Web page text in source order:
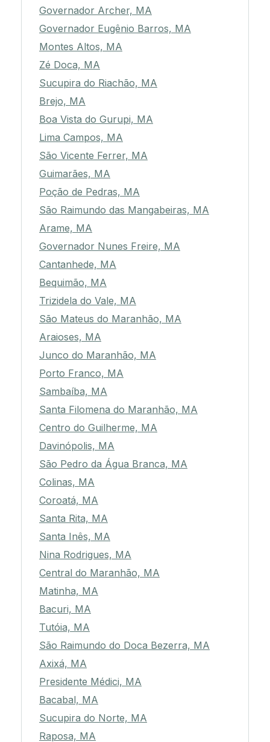
Governador Archer, MA
Governador Eugênio Barros, MA
Montes Altos, MA
Zé Doca, MA
Sucupira do Riachão, MA
Brejo, MA
Boa Vista do Gurupi, MA
Lima Campos, MA
São Vicente Ferrer, MA
Guimarães, MA
Poção de Pedras, MA
São Raimundo das Mangabeiras, MA
Arame, MA
Governador Nunes Freire, MA
Cantanhede, MA
Bequimão, MA
Trizidela do Vale, MA
São Mateus do Maranhão, MA
Araioses, MA
Junco do Maranhão, MA
Porto Franco, MA
Sambaíba, MA
Santa Filomena do Maranhão, MA
Centro do Guilherme, MA
Davinópolis, MA
São Pedro da Água Branca, MA
Colinas, MA
Coroatá, MA
Santa Rita, MA
Santa Inês, MA
Nina Rodrigues, MA
Central do Maranhão, MA
Matinha, MA
Bacuri, MA
Tutóia, MA
São Raimundo do Doca Bezerra, MA
Axixá, MA
Presidente Médici, MA
Bacabal, MA
Sucupira do Norte, MA
Raposa, MA